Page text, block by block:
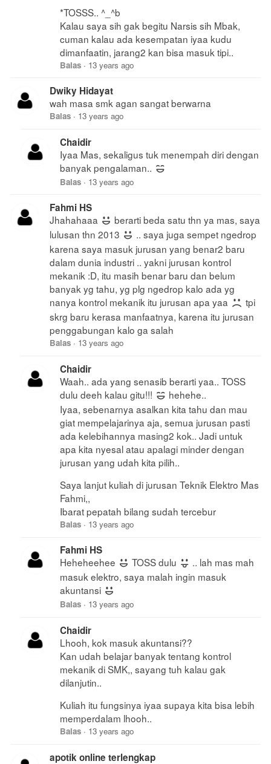
*TOSSS.. ^_^b
Kalau saya sih gak begitu Narsis sih Mbak,
cuman kalau ada kesempatan iyaa kudu
dimanfaatin, jarang2 kan bisa masuk tipi..
Balas · 13 years ago
Dwiky Hidayat
wah masa smk agan sangat berwarna
Balas · 13 years ago
Chaidir
Iyaa Mas, sekaligus tuk menempah diri dengan
banyak pengalaman..
Balas · 13 years ago
Fahmi HS
Jhahahaaa
berarti beda satu thn ya mas, saya
lulusan thn 2013
.. saya juga sempet ngedrop
karena saya masuk jurusan yang benar2 baru
dalam dunia industri .. yakni jurusan kontrol
mekanik :D, itu masih benar baru dan belum
banyak yg tahu, yg plg ngedrop kalo ada yg
nanya kontrol mekanik itu jurusan apa yaa
tpi
skrg baru kerasa manfaatnya, karena itu jurusan
penggabungan kalo ga salah
Balas · 13 years ago
Chaidir
Waah.. ada yang senasib berarti yaa.. TOSS
dulu deeh kalau gitu!!!
hehehe..
Iyaa, sebenarnya asalkan kita tahu dan mau
giat mempelajarinya aja, semua jurusan pasti
ada kelebihannya masing2 kok.. Jadi untuk
apa kita nyesal atau apalagi minder dengan
jurusan yang udah kita pilih..
Saya lanjut kuliah di jurusan Teknik Elektro Mas
Fahmi,,
Ibarat pepatah bilang sudah tercebur
Balas · 13 years ago
Fahmi HS
Heheheehee
TOSS dulu
.. lah mas mah
masuk elektro, saya malah ingin masuk
akuntansi
Balas · 13 years ago
Chaidir
Lhooh, kok masuk akuntansi??
Kan udah belajar banyak tentang kontrol
mekanik di SMK,, sayang tuh kalau gak
dilanjutin..
Kuliah itu fungsinya iyaa supaya kita bisa lebih
memperdalam lhooh..
Balas · 13 years ago
apotik online terlengkap